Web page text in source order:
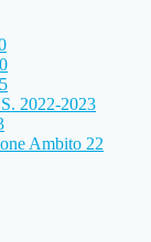
2022-2023
Ambito 22